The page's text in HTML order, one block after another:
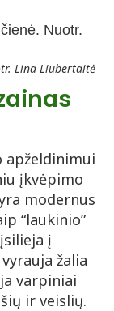
Lina Liubertaitė
apželdinimui
įkvėpimo
modernus
“laukinio”
į
žalia
varpiniai
ir veislių.